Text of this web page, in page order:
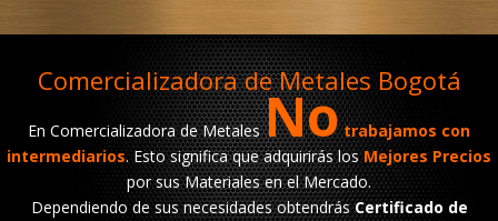
Comercializadora de Metales Bogotá
En Comercializadora de MetalesNotrabajamos con
intermediarios. Esto significa que adquirirás losMejores Precios
por sus Materiales en el Mercado.
Dependiendo de sus necesidades obtendrásCertificado de